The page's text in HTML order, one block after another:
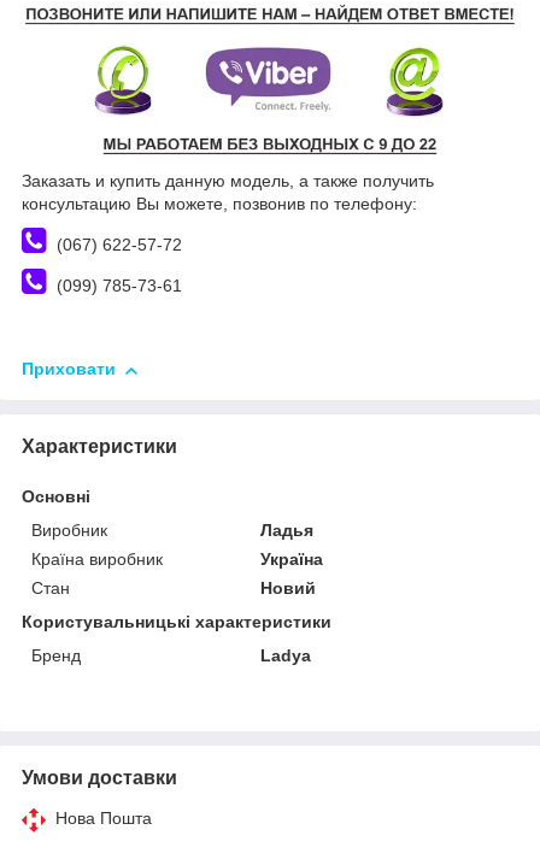
Заказать и купить данную модель, а также получить
консультацию Вы можете, позвонив по телефону:
(067) 622-57-72
(099) 785-73-61
Приховати
Характеристики
Основні
Виробник
Ладья
Країна виробник
Україна
Стан
Новий
Користувальницькі характеристики
Бренд
Ladya
Умови доставки
Нова Пошта